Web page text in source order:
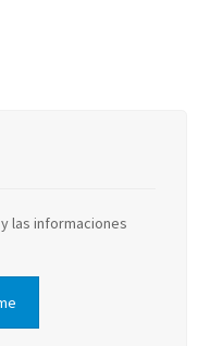
las informaciones